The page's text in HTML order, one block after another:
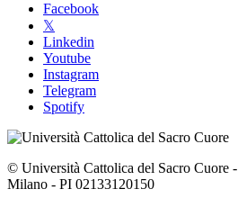
Facebook
𝕏
Linkedin
Youtube
Instagram
Telegram
Spotify
© Università Cattolica del Sacro Cuore
Milano - PI 02133120150